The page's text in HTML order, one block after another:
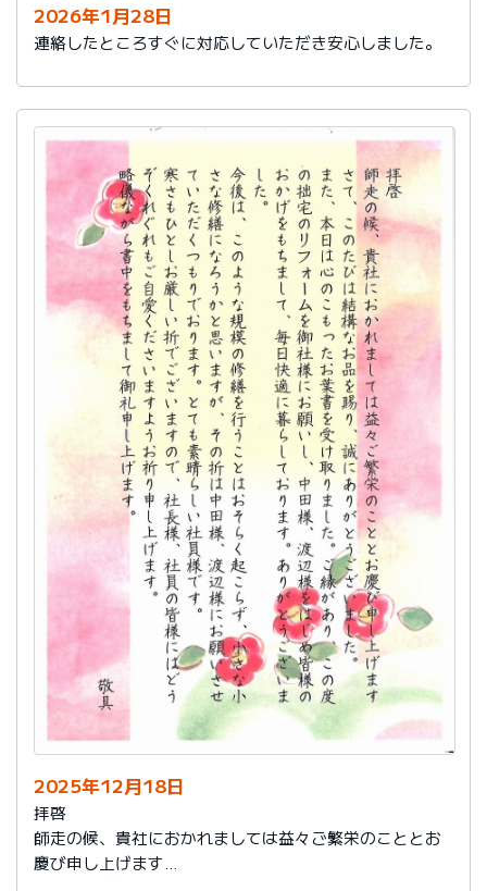
2026年1月28日
連絡したところすぐに対応していただき安心しました。
2025年12月18日
拝啓
師走の候、貴社におかれましては益々ご繁栄のこととお
慶び申し上げます